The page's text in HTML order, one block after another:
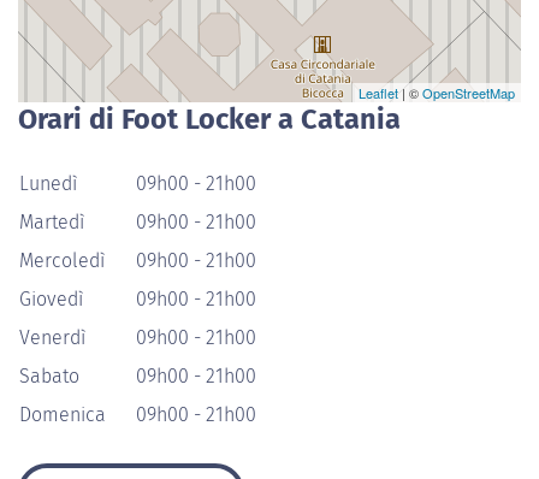
Leaflet | ©OpenStreetMap
Orari di Foot Locker a Catania
Lunedì
09h00 - 21h00
Martedì
09h00 - 21h00
Mercoledì
09h00 - 21h00
Giovedì
09h00 - 21h00
Venerdì
09h00 - 21h00
Sabato
09h00 - 21h00
Domenica
09h00 - 21h00